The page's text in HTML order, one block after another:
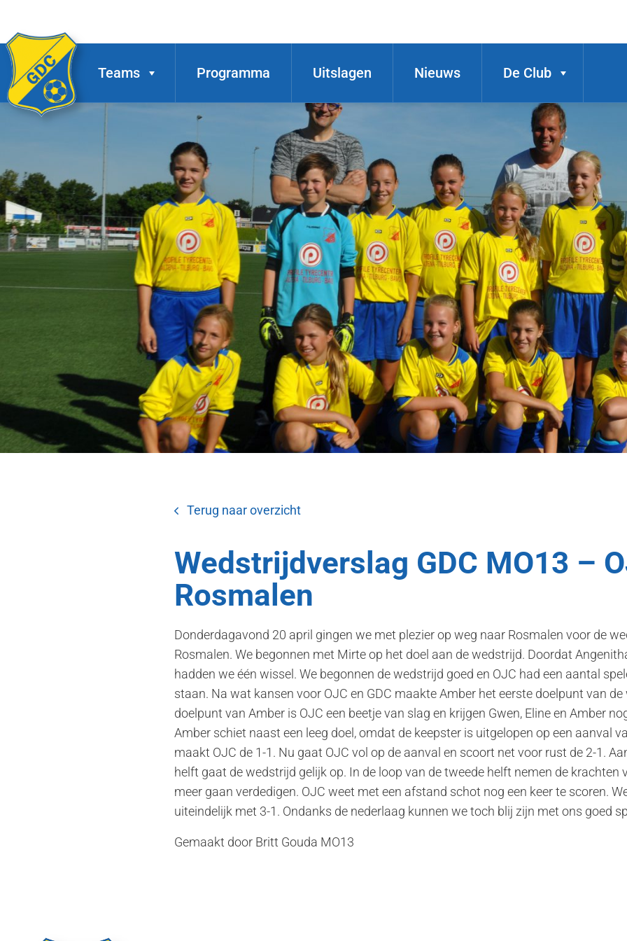
Teams Programma Uitslagen Nieuws De Club
Terug naar overzicht
Wedstrijdverslag GDC MO13 –
Rosmalen
Donderdagavond 20 april gingen we met plezier op weg naar Rosmalen voor de
Rosmalen. We begonnen met Mirte op het doel aan de wedstrijd. Doordat
hadden we één wissel. We begonnen de wedstrijd goed en OJC had een aantal
staan. Na wat kansen voor OJC en GDC maakte Amber het eerste doelpunt van
doelpunt van Amber is OJC een beetje van slag en krijgen Gwen, Eline en Amber
Amber schiet naast een leeg doel, omdat de keepster is uitgelopen op een aanval
maakt OJC de 1-1. Nu gaat OJC vol op de aanval en scoort net voor rust de 2-1.
helft gaat de wedstrijd gelijk op. In de loop van de tweede helft nemen de krachten
meer gaan verdedigen. OJC weet met een afstand schot nog een keer te scoren.
uiteindelijk met 3-1. Ondanks de nederlaag kunnen we toch blij zijn met ons goed
Gemaakt door Britt Gouda MO13